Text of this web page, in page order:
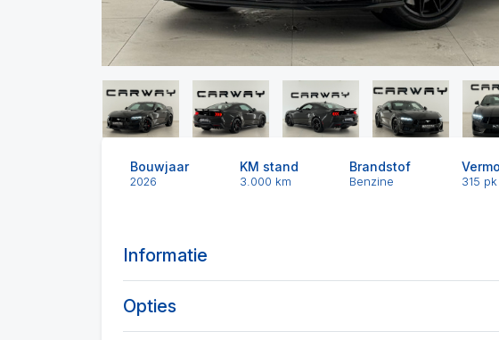
Bouwjaar
2026
KM stand
3.000 km
Brandstof
Benzine 315 pk
Informatie
Opties